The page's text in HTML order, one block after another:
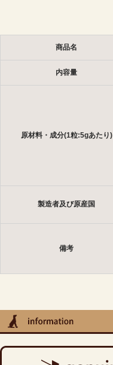
商品名
内容量
原材料・成分(1粒:5gあたり)
製造者及び原産国
備考